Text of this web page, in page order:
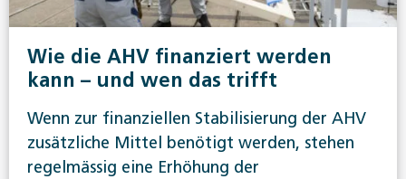
Wie die AHV finanziert werden
kann – und wen das trifft
Wenn zur finanziellen Stabilisierung der AHV
zusätzliche Mittel benötigt werden, stehen
regelmässig eine Erhöhung der